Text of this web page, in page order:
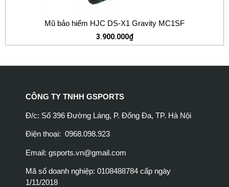
Mũ bảo hiểm HJC DS-X1 Gravity MC1SF
3.900.000₫
CÔNG TY TNHH GSPORTS
Đ/c: Số 396 Đường Láng, P. Đống Đa, TP. Hà Nội
Điện thoại: 0968.098.923
Email: gsports.vn@gmail.com
Mã số doanh nghiệp: 0108488784 cấp ngày
1/11/2018